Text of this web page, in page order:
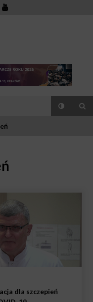
Monitor
Rynkowy
dla szczepień